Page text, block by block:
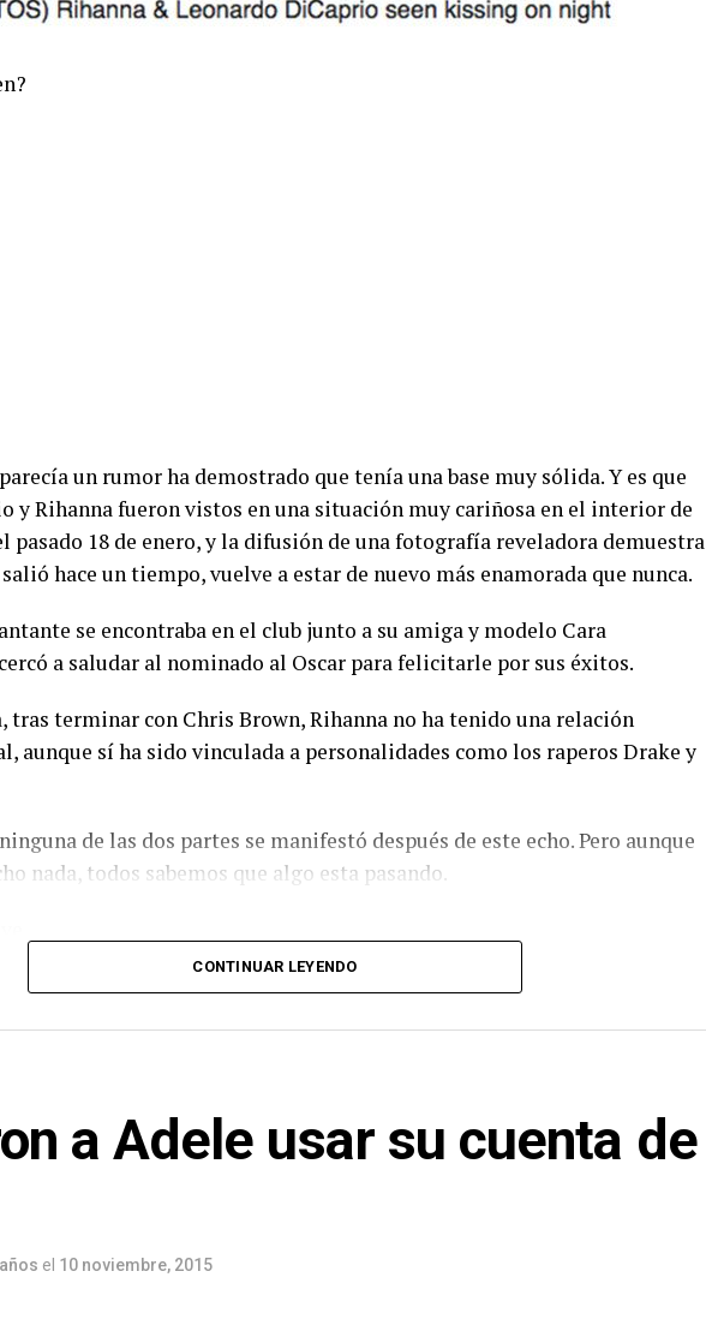
un rumor ha demostrado que tenía una base muy sólida. Y es que
y Rihanna fueron vistos en una situación muy cariñosa en el interior de
pasado 18 de enero, y la difusión de una fotografía reveladora demuestra
hace un tiempo, vuelve a estar de nuevo más enamorada que nunca.
se encontraba en el club junto a su amiga y modelo Cara
a saludar al nominado al Oscar para felicitarle por sus éxitos.
tras terminar con Chris Brown, Rihanna no ha tenido una relación
aunque sí ha sido vinculada a personalidades como los raperos Drake y
de las dos partes se manifestó después de este echo. Pero aunque
nada, todos sabemos que algo esta pasando.
CONTINUAR LEYENDO
a Adele usar su cuenta de
el 10 noviembre, 2015